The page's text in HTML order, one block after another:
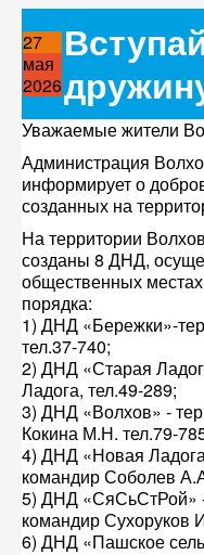
27
мая
2026
Уважаемые жители
Администрация
информирует о
созданных на
На территории
созданы 8 ДНД,
общественных
порядка:
1) ДНД «Бережки»-
тел.37-740;
2) ДНД «Старая
Ладога, тел.49-289;
3) ДНД «Волхов» -
Кокина М.Н. тел.79-
4) ДНД «Новая
командир Соболев
5) ДНД «СяСьСтРой» -
командир Сухоруков
6) ДНД «Пашское